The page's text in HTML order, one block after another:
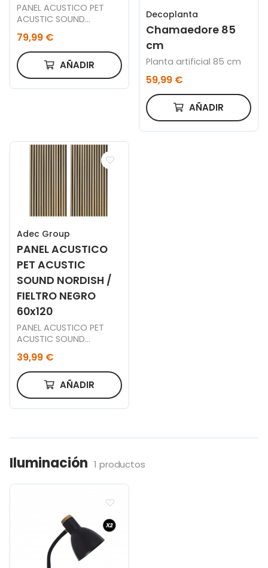
PANEL ACUSTICO PET
ACUSTIC SOUND
NORDISH / FIELTRO
NEGRO 60 x 240 CM
79,99 €
AÑADIR
Decoplanta
Chamaedore 85
cm
Planta artificial 85 cm
59,99 €
AÑADIR
Adec Group
PANEL ACUSTICO
PET ACUSTIC
SOUND NORDISH /
FIELTRO NEGRO
60x120
PANEL ACUSTICO PET
ACUSTIC SOUND
NEGRO 60 x 120 CM.
39,99 €
AÑADIR
Iluminación 1 productos